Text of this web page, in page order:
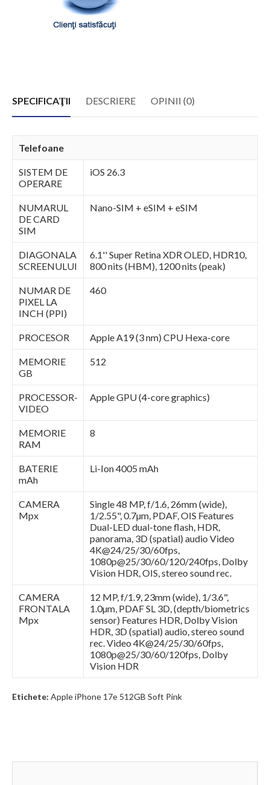
SPECIFICAŢII DESCRIERE OPINII (0)
Telefoane
SISTEM DE
OPERARE
iOS 26.3
NUMARUL
DE CARD
SIM
Nano-SIM + eSIM + eSIM
DIAGONALA
SCREENULUI
6.1'' Super Retina XDR OLED, HDR10,
800 nits (HBM), 1200 nits (peak)
NUMAR DE
PIXEL LA
INCH (PPI)
460
PROCESOR Apple A19 (3 nm) CPU Hexa-core
MEMORIE
GB
512
PROCESSOR-
VIDEO
Apple GPU (4-core graphics)
MEMORIE
RAM
8
BATERIE
mAh
Li-Ion 4005 mAh
CAMERA
Mpx
Single 48 MP, f/1.6, 26mm (wide),
1/2.55", 0.7µm, PDAF, OIS Features
Dual-LED dual-tone flash, HDR,
panorama, 3D (spatial) audio Video
4K@24/25/30/60fps,
1080p@25/30/60/120/240fps, Dolby
Vision HDR, OIS, stereo sound rec.
CAMERA
FRONTALA
Mpx
12 MP, f/1.9, 23mm (wide), 1/3.6",
1.0µm, PDAF SL 3D, (depth/biometrics
sensor) Features HDR, Dolby Vision
HDR, 3D (spatial) audio, stereo sound
rec. Video 4K@24/25/30/60fps,
1080p@25/30/60/120fps, Dolby
Vision HDR
Etichete: Apple iPhone 17e 512GB Soft Pink